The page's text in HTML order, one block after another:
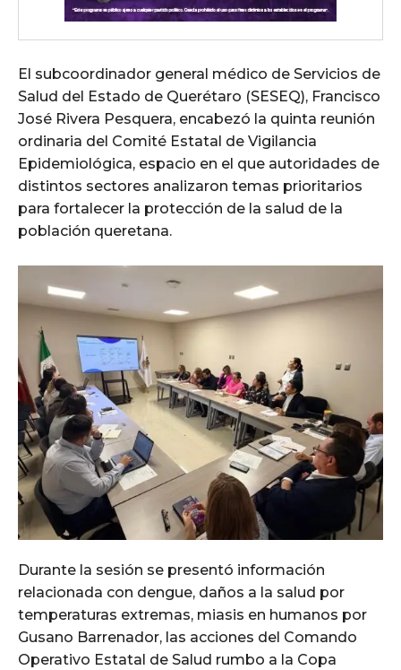
El subcoordinador general médico de Servicios de
Salud del Estado de Querétaro (SESEQ), Francisco
José Rivera Pesquera, encabezó la quinta reunión
ordinaria del Comité Estatal de Vigilancia
Epidemiológica, espacio en el que autoridades de
distintos sectores analizaron temas prioritarios
para fortalecer la protección de la salud de la
población queretana.
Durante la sesión se presentó información
relacionada con dengue, daños a la salud por
temperaturas extremas, miasis en humanos por
Gusano Barrenador, las acciones del Comando
Operativo Estatal de Salud rumbo a la Copa